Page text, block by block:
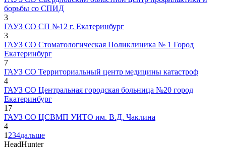
борьбы со СПИД
3
ГАУЗ СО СП №12 г. Екатеринбург
3
ГАУЗ СО Стоматологическая Поликлиника № 1 Город
Екатеринбург
7
ГАУЗ СО Территориальный центр медицины катастроф
4
ГАУЗ СО Центральная городская больница №20 город
Екатеринбург
17
ГАУЗ СО ЦСВМП УИТО им. В.Д. Чаклина
4
1 234дальше
HeadHunter